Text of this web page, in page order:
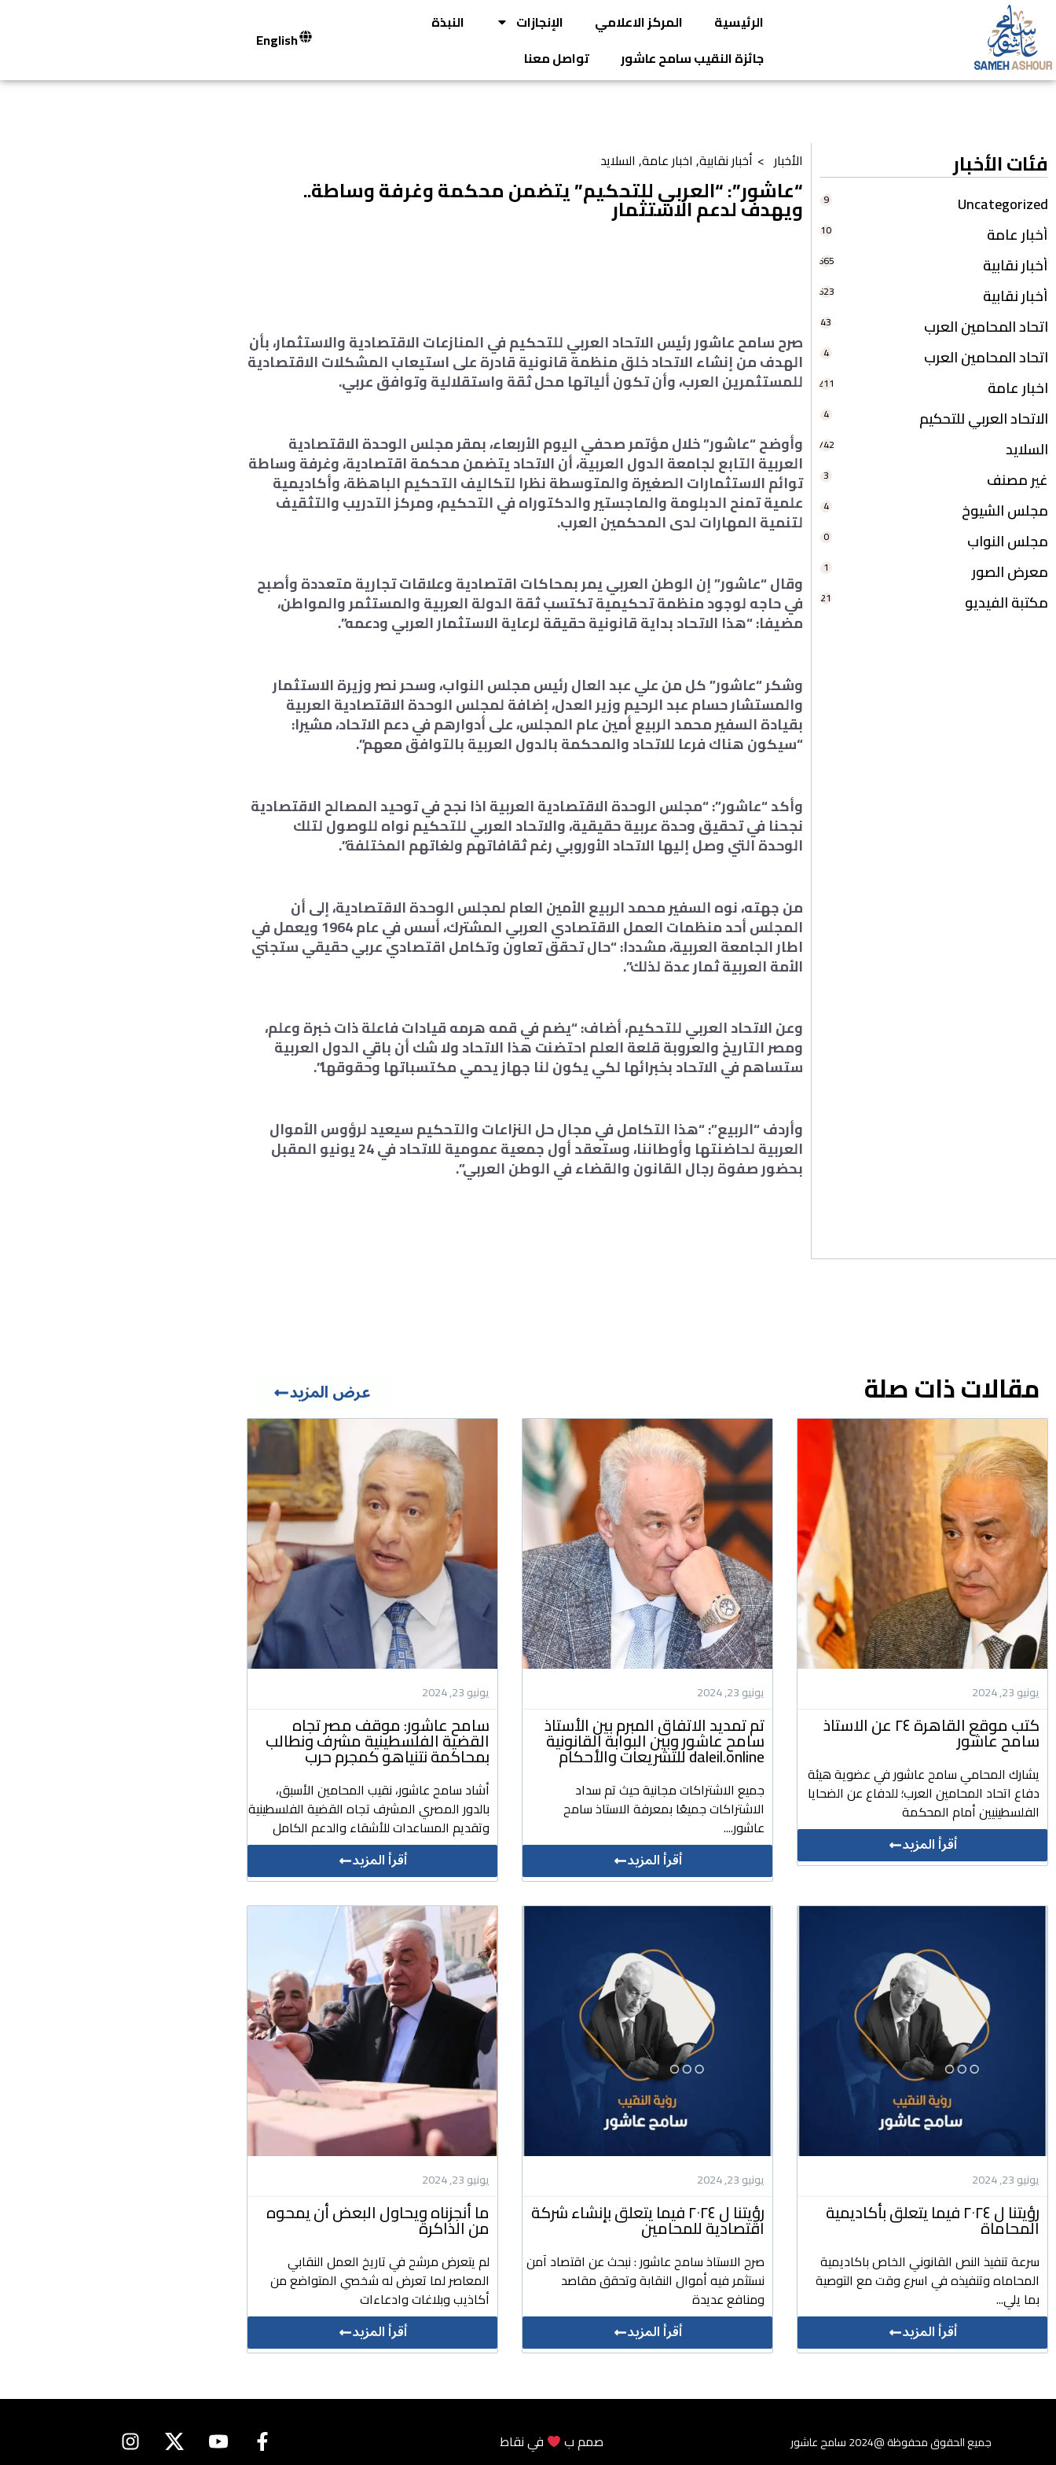
الرئيسية المركز الاعلامي الإنجازات
النبذة
جائزة النقيب سامح عاشور
تواصل معنا
English
فئات الأخبار
Uncategorized
9
أخبار عامة 10
أخبار نقابية 665
أخبار نقابية 623
اتحاد المحامين العرب 43
اتحاد المحامين العرب 4
اخبار عامة 211
الاتحاد العربي للتحكيم 4
السلايد 742
غير مصنف 3
مجلس الشيوخ 4
مجلس النواب 0
معرض الصور 1
مكتبة الفيديو 21
الأخبار > أخبار نقابية, اخبار عامة, السلايد
“عاشور”: “العربي للتحكيم” يتضمن محكمة وغرفة وساطة..
ويهدف لدعم الاستثمار
صرح سامح عاشور رئيس الاتحاد العربي للتحكيم في المنازعات الاقتصادية والاستثمار، بأن
الهدف من إنشاء الاتحاد خلق منظمة قانونية قادرة على استيعاب المشكلات الاقتصادية
للمستثمرين العرب، وأن تكون ألياتها محل ثقة واستقلالية وتوافق عربي.
وأوضح “عاشور” خلال مؤتمر صحفي اليوم الأربعاء، بمقر مجلس الوحدة الاقتصادية
العربية التابع لجامعة الدول العربية، أن الاتحاد يتضمن محكمة اقتصادية، وغرفة وساطة
توائم الاستثمارات الصغيرة والمتوسطة نظرا لتكاليف التحكيم الباهظة، وأكاديمية
علمية تمنح الدبلومة والماجستير والدكتوراه في التحكيم، ومركز التدريب والتثقيف
لتنمية المهارات لدى المحكمين العرب.
وقال “عاشور” إن الوطن العربي يمر بمحاكات اقتصادية وعلاقات تجارية متعددة وأصبح
في حاجه لوجود منظمة تحكيمية تكتسب ثقة الدولة العربية والمستثمر والمواطن،
مضيفا: “هذا الاتحاد بداية قانونية حقيقة لرعاية الاستثمار العربي ودعمه”.
وشكر “عاشور” كل من علي عبد العال رئيس مجلس النواب، وسحر نصر وزيرة الاستثمار
والمستشار حسام عبد الرحيم وزير العدل، إضافة لمجلس الوحدة الاقتصادية العربية
بقيادة السفير محمد الربيع أمين عام المجلس، على أدوارهم في دعم الاتحاد، مشيرا:
“سيكون هناك فرعا للاتحاد والمحكمة بالدول العربية بالتوافق معهم”.
وأكد “عاشور”: “مجلس الوحدة الاقتصادية العربية اذا نجح في توحيد المصالح الاقتصادية
نجحنا في تحقيق وحدة عربية حقيقية، والاتحاد العربي للتحكيم نواه للوصول لتلك
الوحدة التي وصل إليها الاتحاد الأوروبي رغم ثقافاتهم ولغاتهم المختلفة”.
من جهته، نوه السفير محمد الربيع الأمين العام لمجلس الوحدة الاقتصادية، إلى أن
المجلس أحد منظمات العمل الاقتصادي العربي المشترك، أسس في عام 1964 ويعمل في
اطار الجامعة العربية، مشددا: “حال تحقق تعاون وتكامل اقتصادي عربي حقيقي ستجني
الأمة العربية ثمار عدة لذلك”.
وعن الاتحاد العربي للتحكيم، أضاف: “يضم في قمه هرمه قيادات فاعلة ذات خبرة وعلم،
ومصر التاريخ والعروبة قلعة العلم احتضنت هذا الاتحاد ولا شك أن باقي الدول العربية
ستساهم في الاتحاد بخبرائها لكي يكون لنا جهاز يحمي مكتسباتها وحقوقها”.
وأردف “الربيع”: “هذا التكامل في مجال حل النزاعات والتحكيم سيعيد لرؤوس الأموال
العربية لحاضنتها وأوطاننا، وستعقد أول جمعية عمومية للاتحاد في 24 يونيو المقبل
بحضور صفوة رجال القانون والقضاء في الوطن العربي”.
مقالات ذات صلة عرض المزيد
يونيو 23, 2024
كتب موقع القاهرة ٢٤ عن الاستاذ
سامح عاشور
يشارك المحامي سامح عاشور في عضوية هيئة
دفاع اتحاد المحامين العرب؛ للدفاع عن الضحايا
الفلسطينيين أمام المحكمة
أقرأ المزيد
يونيو 23, 2024
تم تمديد الاتفاق المبرم بين الأستاذ
سامح عاشور وبين البوابة القانونية
daleil.online للتشريعات والأحكام
جميع الاشتراكات مجانية حيث تم سداد
الاشتراكات جميعًا بمعرفة الاستاذ سامح
عاشور....
أقرأ المزيد
يونيو 23, 2024
سامح عاشور: موقف مصر تجاه
القضية الفلسطينية مشرف ونطالب
بمحاكمة نتنياهو كمجرم حرب
أشاد سامح عاشور، نقيب المحامين الأسبق،
بالدور المصري المشرف تجاه القضية الفلسطينية
وتقديم المساعدات للأشقاء والدعم الكامل
أقرأ المزيد
يونيو 23, 2024
رؤيتنا ل ٢٠٢٤ فيما يتعلق بأكاديمية
المحاماة
سرعة تنفيذ النص القانوني الخاص باكاديمية
المحاماه وتنفيذه في اسرع وقت مع التوصية
بما يلي...
أقرأ المزيد
يونيو 23, 2024
رؤيتنا ل ٢٠٢٤ فيما يتعلق بإنشاء شركة
اقتصادية للمحامين
صرح الاستاذ سامح عاشور : نبحث عن اقتصاد آمن
نستثمر فيه أموال النقابة وتحقق مقاصد
ومنافع عديدة
أقرأ المزيد
يونيو 23, 2024
ما أنجزناه ويحاول البعض أن يمحوه
من الذاكرة
لم يتعرض مرشح في تاريخ العمل النقابي
المعاصر لما تعرض له شخصي المتواضع من
أكاذيب وبلاغات وادعاءات
أقرأ المزيد
جميع الحقوق محفوظة @2024 سامح عاشور صمم ب فينقاط